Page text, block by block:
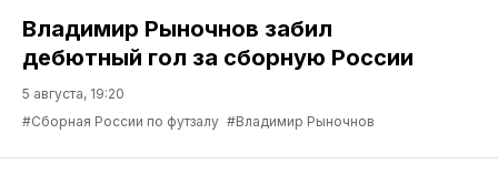
Владимир Рыночнов забил
дебютный гол за сборную России
5 августа, 19:20
#Сборная России по футзалу #Владимир Рыночнов